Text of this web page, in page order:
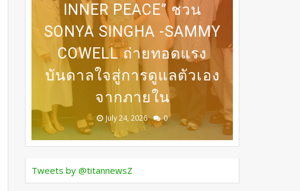
BEDO เดินหน้าจัดกิจกรรม
เจรจาธุรกิจ “BIO TRADE
CONNECT 2026”
August 05, 2026 0
31 ก.ค เที่ยงตรง กดบัตรให้
ทันนะเพื่อน โปรฯเสือ
คำราม 990บาท ราคาเต็ม
1,800บาท
July 30, 2026 0
DERMASTER X MENTOR
เปิดเวที MASTERCLASS
นานาชาติ​ แลกเปลี่ยนองค์
ความรู้ด้านศัลยกรรมความ
งาม
July 24, 2026 0
INNER PEACE” ชวน
SONYA SINGHA -​SAMMY
COWELL ถ่ายทอดแรง
บันดาลใจสู่การดูแลตัวเอง
จากภายใน
July 24, 2026 0
DERMASTER เปิดเวทีแลก
เปลี่ยนความเชี่ยวชาญด้าน
ศัลยกรรมระดับนานาชาติ
July 24, 2026 0
Tweets by @titannewsZ